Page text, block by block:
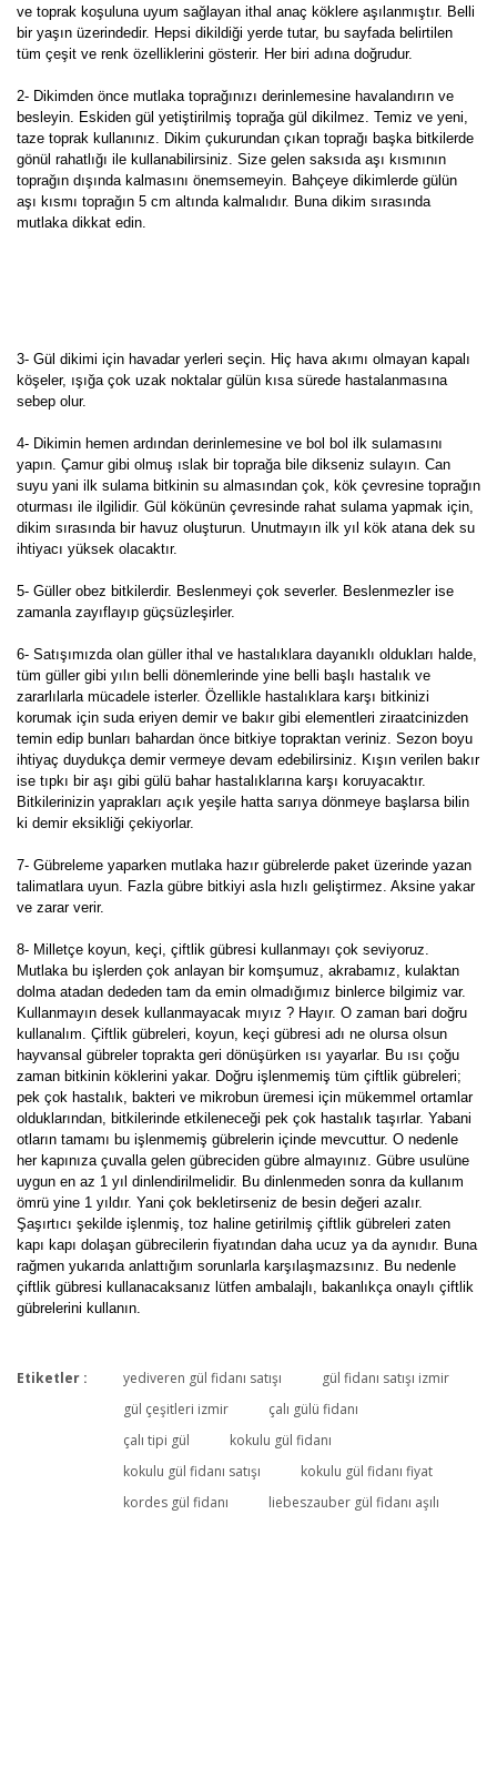
ve toprak koşuluna uyum sağlayan ithal anaç köklere aşılanmıştır. Belli
bir yaşın üzerindedir. Hepsi dikildiği yerde tutar, bu sayfada belirtilen
tüm çeşit ve renk özelliklerini gösterir. Her biri adına doğrudur.
2- Dikimden önce mutlaka toprağınızı derinlemesine havalandırın ve
besleyin. Eskiden gül yetiştirilmiş toprağa gül dikilmez. Temiz ve yeni,
taze toprak kullanınız. Dikim çukurundan çıkan toprağı başka bitkilerde
gönül rahatlığı ile kullanabilirsiniz. Size gelen saksıda aşı kısmının
toprağın dışında kalmasını önemsemeyin. Bahçeye dikimlerde gülün
aşı kısmı toprağın 5 cm altında kalmalıdır. Buna dikim sırasında
mutlaka dikkat edin.
3- Gül dikimi için havadar yerleri seçin. Hiç hava akımı olmayan kapalı
köşeler, ışığa çok uzak noktalar gülün kısa sürede hastalanmasına
sebep olur.
4- Dikimin hemen ardından derinlemesine ve bol bol ilk sulamasını
yapın. Çamur gibi olmuş ıslak bir toprağa bile dikseniz sulayın. Can
suyu yani ilk sulama bitkinin su almasından çok, kök çevresine toprağın
oturması ile ilgilidir. Gül kökünün çevresinde rahat sulama yapmak için,
dikim sırasında bir havuz oluşturun. Unutmayın ilk yıl kök atana dek su
ihtiyacı yüksek olacaktır.
5- Güller obez bitkilerdir. Beslenmeyi çok severler. Beslenmezler ise
zamanla zayıflayıp güçsüzleşirler.
6- Satışımızda olan güller ithal ve hastalıklara dayanıklı oldukları halde,
tüm güller gibi yılın belli dönemlerinde yine belli başlı hastalık ve
zararlılarla mücadele isterler. Özellikle hastalıklara karşı bitkinizi
korumak için suda eriyen demir ve bakır gibi elementleri ziraatcinizden
temin edip bunları bahardan önce bitkiye topraktan veriniz. Sezon boyu
ihtiyaç duydukça demir vermeye devam edebilirsiniz. Kışın verilen bakır
ise tıpkı bir aşı gibi gülü bahar hastalıklarına karşı koruyacaktır.
Bitkilerinizin yaprakları açık yeşile hatta sarıya dönmeye başlarsa bilin
ki demir eksikliği çekiyorlar.
7- Gübreleme yaparken mutlaka hazır gübrelerde paket üzerinde yazan
talimatlara uyun. Fazla gübre bitkiyi asla hızlı geliştirmez. Aksine yakar
ve zarar verir.
8- Milletçe koyun, keçi, çiftlik gübresi kullanmayı çok seviyoruz.
Mutlaka bu işlerden çok anlayan bir komşumuz, akrabamız, kulaktan
dolma atadan dededen tam da emin olmadığımız binlerce bilgimiz var.
Kullanmayın desek kullanmayacak mıyız ? Hayır. O zaman bari doğru
kullanalım. Çiftlik gübreleri, koyun, keçi gübresi adı ne olursa olsun
hayvansal gübreler toprakta geri dönüşürken ısı yayarlar. Bu ısı çoğu
zaman bitkinin köklerini yakar. Doğru işlenmemiş tüm çiftlik gübreleri;
pek çok hastalık, bakteri ve mikrobun üremesi için mükemmel ortamlar
olduklarından, bitkilerinde etkileneceği pek çok hastalık taşırlar. Yabani
otların tamamı bu işlenmemiş gübrelerin içinde mevcuttur. O nedenle
her kapınıza çuvalla gelen gübreciden gübre almayınız. Gübre usulüne
uygun en az 1 yıl dinlendirilmelidir. Bu dinlenmeden sonra da kullanım
ömrü yine 1 yıldır. Yani çok bekletirseniz de besin değeri azalır.
Şaşırtıcı şekilde işlenmiş, toz haline getirilmiş çiftlik gübreleri zaten
kapı kapı dolaşan gübrecilerin fiyatından daha ucuz ya da aynıdır. Buna
rağmen yukarıda anlattığım sorunlarla karşılaşmazsınız. Bu nedenle
çiftlik gübresi kullanacaksanız lütfen ambalajlı, bakanlıkça onaylı çiftlik
gübrelerini kullanın.
Bu ürüne ilk yorumu siz yapın!
Yorum Yaz
Etiketler : yediveren gül fidanı satışı
gül fidanı satışı izmir
gül çeşitleri izmir
çalı gülü fidanı
çalı tipi gül
kokulu gül fidanı
kokulu gül fidanı satışı
kokulu gül fidanı fiyat
kordes gül fidanı
liebeszauber gül fidanı aşılı